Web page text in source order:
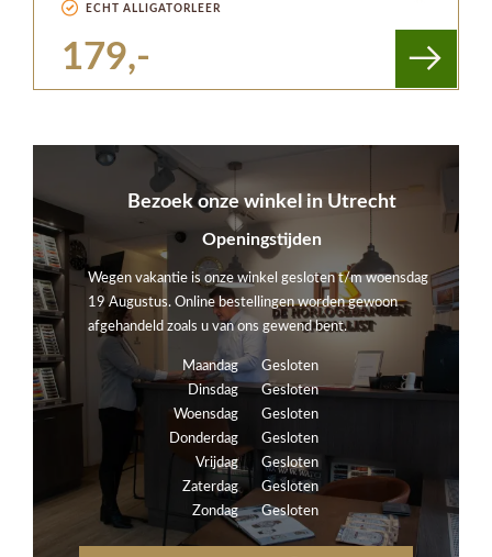
ECHT ALLIGATORLEER
179,-
Bezoek onze winkel in Utrecht
Openingstijden
Wegen vakantie is onze winkel gesloten t/m woensdag
19 Augustus. Online bestellingen worden gewoon
afgehandeld zoals u van ons gewend bent.
Maandag
Gesloten
Dinsdag
Gesloten
Woensdag
Gesloten
Donderdag
Gesloten
Vrijdag
Gesloten
Zaterdag
Gesloten
Zondag
Gesloten